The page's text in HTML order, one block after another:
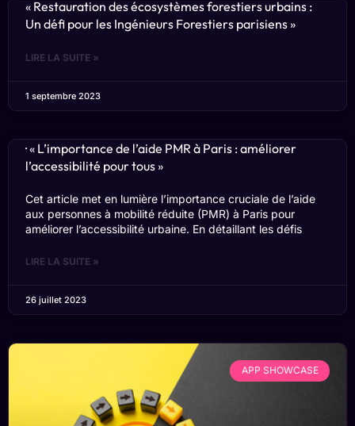
« Restauration des écosystèmes forestiers urbains :
Un défi pour les Ingénieurs Forestiers parisiens »
LIRE LA SUITE »
1 septembre 2023
· « L’importance de l’aide PMR à Paris : améliorer
l’accessibilité pour tous »
Cet article met en lumière l’importance cruciale de l’aide
aux personnes à mobilité réduite (PMR) à Paris pour
améliorer l’accessibilité urbaine. En détaillant les défis
LIRE LA SUITE »
26 juillet 2023
APP SHOWCASE